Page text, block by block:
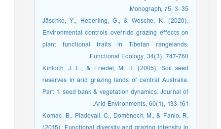
Monograph, 75, 3–35.
Jäschke, Y., Heberling, G., & Wesche, K. (2020).
Environmental controls override grazing effects on
plant functional traits in Tibetan rangelands.
Functional Ecology, 34(3), 747-760.
Kinloch, J. E., & Friedel, M. H. (2005). Soil seed
reserves in arid grazing lands of central Australia.
Part 1: seed bank & vegetation dynamics. Journal of
Arid Environments, 60(1), 133-161.
Komac, B., Pladevall, C., Domènech, M., & Fanlo, R.